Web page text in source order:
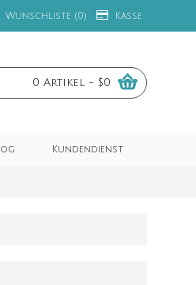
Wunschliste (0) Kasse
0 Artikel - $0
Kundendienst